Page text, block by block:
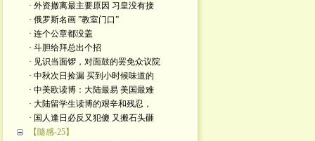
· 外资撤离最主要原因 习皇没有接
· 俄罗斯名画 ”教室门口”
· 连个公章都没盖
· 斗胆给拜总出个招
· 见识当面锣，对面鼓的罢免众议院
· 中秋次日捡漏 买到小时候味道的
· 中美欧读博：大陆最易 美国最难
· 大陆留学生读博的艰辛和残忍，
· 国人逢日必反又犯傻 又搬石头砸
【隨感-25】